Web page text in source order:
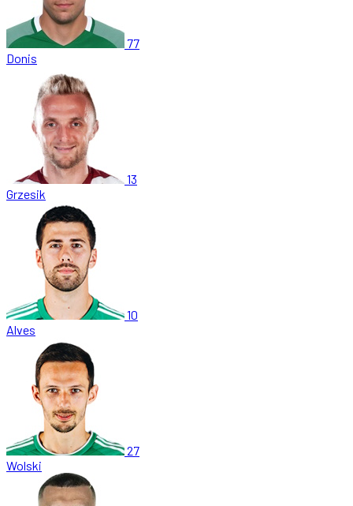
77
Donis
13
Grzesik
10
Alves
27
Wolski